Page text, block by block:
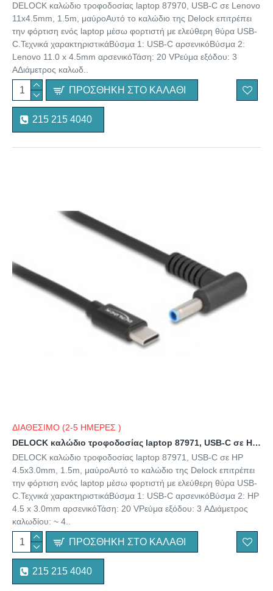
DELOCK καλώδιο τροφοδοσίας laptop 87970, USB-C σε Lenovo
11x4.5mm, 1.5m, μαύροΑυτό το καλώδιο της Delock επιτρέπει
την φόρτιση ενός laptop μέσω φορτιστή με ελεύθερη θύρα USB-
C.Τεχνικά χαρακτηριστικάΒύσμα 1: USB-C αρσενικόΒύσμα 2:
Lenovo 11.0 x 4.5mm αρσενικόΤάση: 20 VΡεύμα εξόδου: 3
AΔιάμετρος καλωδ..
ΠΡΟΣΘΉΚΗ ΣΤΟ ΚΑΛΆΘΙ
215 215 4040
ΔΙΑΘΕΣΙΜΟ (2-5 ΗΜΕΡΕΣ )
DELOCK καλώδιο τροφοδοσίας laptop 87971, USB-C σε HP 4.5x3.0mm, 1.5m, μαύρο
DELOCK καλώδιο τροφοδοσίας laptop 87971, USB-C σε HP
4.5x3.0mm, 1.5m, μαύροΑυτό το καλώδιο της Delock επιτρέπει
την φόρτιση ενός laptop μέσω φορτιστή με ελεύθερη θύρα USB-
C.Τεχνικά χαρακτηριστικάΒύσμα 1: USB-C αρσενικόΒύσμα 2: HP
4.5 x 3.0mm αρσενικόΤάση: 20 VΡεύμα εξόδου: 3 AΔιάμετρος
καλωδίου: ~ 4..
ΠΡΟΣΘΉΚΗ ΣΤΟ ΚΑΛΆΘΙ
215 215 4040